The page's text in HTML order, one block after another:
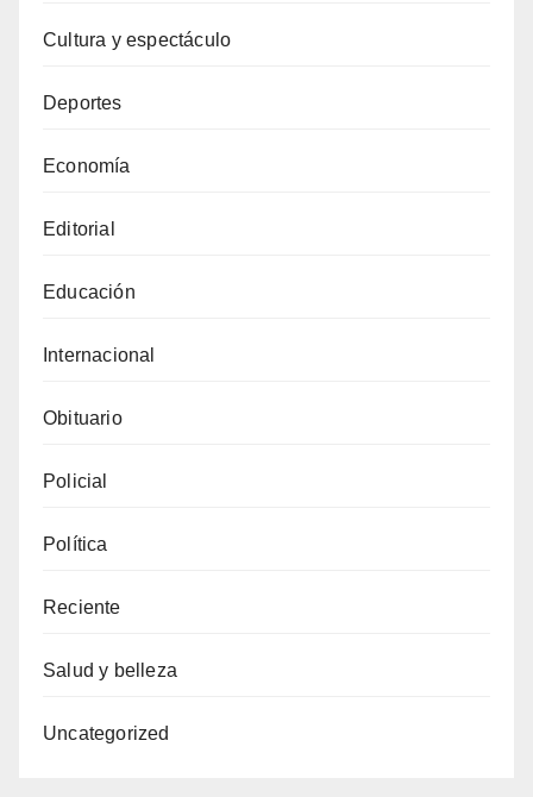
Cultura y espectáculo
Deportes
Economía
Editorial
Educación
Internacional
Obituario
Policial
Política
Reciente
Salud y belleza
Uncategorized